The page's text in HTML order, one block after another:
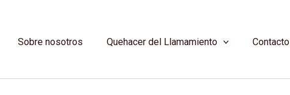
Sobre nosotros Quehacer del Llamamiento Contacto